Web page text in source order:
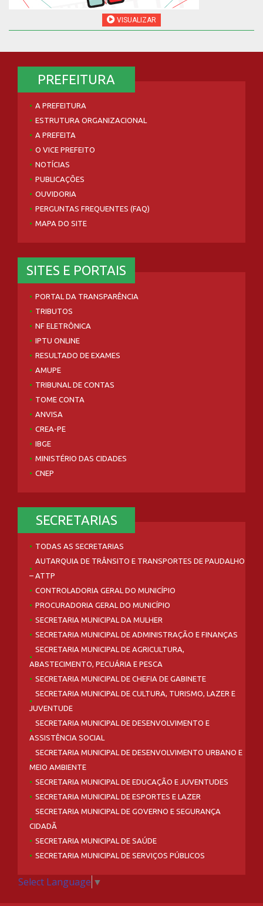
VISUALIZAR
PREFEITURA
A PREFEITURA
ESTRUTURA ORGANIZACIONAL
A PREFEITA
O VICE PREFEITO
NOTÍCIAS
PUBLICAÇÕES
OUVIDORIA
PERGUNTAS FREQUENTES (FAQ)
MAPA DO SITE
SITES E PORTAIS
PORTAL DA TRANSPARÊNCIA
TRIBUTOS
NF ELETRÔNICA
IPTU ONLINE
RESULTADO DE EXAMES
AMUPE
TRIBUNAL DE CONTAS
TOME CONTA
ANVISA
CREA-PE
IBGE
MINISTÉRIO DAS CIDADES
CNEP
SECRETARIAS
TODAS AS SECRETARIAS
AUTARQUIA DE TRÂNSITO E TRANSPORTES DE PAUDALHO
– ATTP
CONTROLADORIA GERAL DO MUNICÍPIO
PROCURADORIA GERAL DO MUNICÍPIO
SECRETARIA MUNICIPAL DA MULHER
SECRETARIA MUNICIPAL DE ADMINISTRAÇÃO E FINANÇAS
SECRETARIA MUNICIPAL DE AGRICULTURA,
ABASTECIMENTO, PECUÁRIA E PESCA
SECRETARIA MUNICIPAL DE CHEFIA DE GABINETE
SECRETARIA MUNICIPAL DE CULTURA, TURISMO, LAZER E
JUVENTUDE
SECRETARIA MUNICIPAL DE DESENVOLVIMENTO E
ASSISTÊNCIA SOCIAL
SECRETARIA MUNICIPAL DE DESENVOLVIMENTO URBANO E
MEIO AMBIENTE
SECRETARIA MUNICIPAL DE EDUCAÇÃO E JUVENTUDES
SECRETARIA MUNICIPAL DE ESPORTES E LAZER
SECRETARIA MUNICIPAL DE GOVERNO E SEGURANÇA
CIDADÃ
SECRETARIA MUNICIPAL DE SAÚDE
SECRETARIA MUNICIPAL DE SERVIÇOS PÚBLICOS
Select Language ▼